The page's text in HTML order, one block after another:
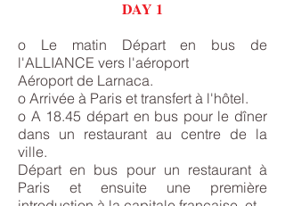
DAY 1
o Le matin Départ en bus de
l'ALLIANCE vers l'aéroport
Aéroport de Larnaca.
o Arrivée à Paris et transfert à l'hôtel.
o A 18.45 départ en bus pour le dîner
dans un restaurant au centre de la
ville.
Départ en bus pour un restaurant à
Paris et ensuite une première